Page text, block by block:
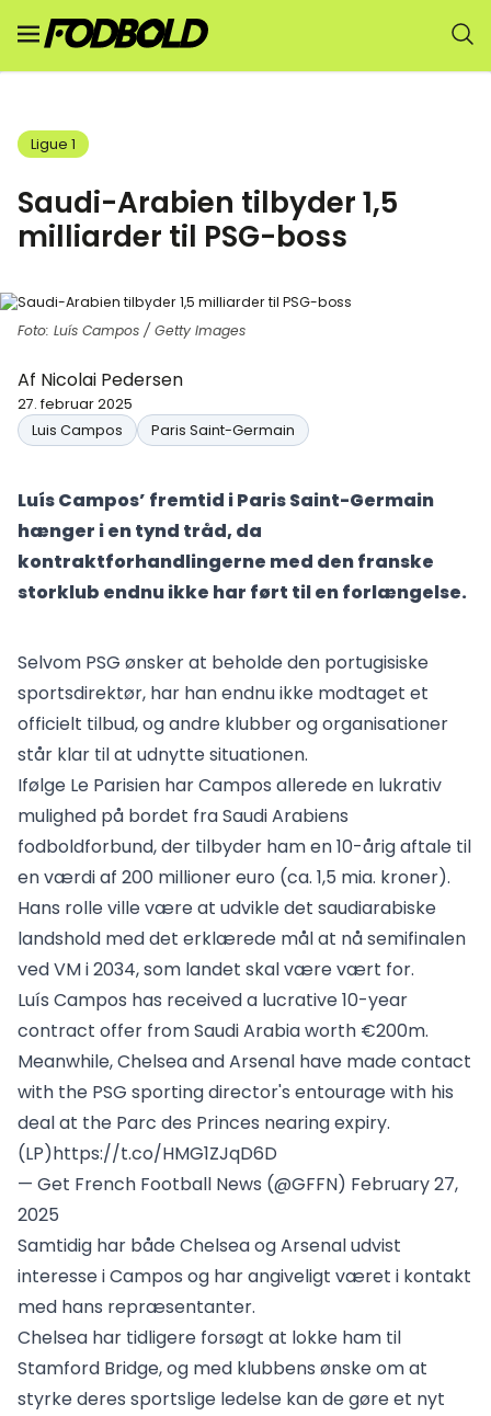
Ligue 1
Saudi-Arabien tilbyder 1,5
milliarder til PSG-boss
Foto: Luís Campos / Getty Images
Af Nicolai Pedersen
27. februar 2025
Luis Campos
Paris Saint-Germain
Luís Campos’ fremtid i Paris Saint-Germain
hænger i en tynd tråd, da
kontraktforhandlingerne med den franske
storklub endnu ikke har ført til en forlængelse.
Selvom PSG ønsker at beholde den portugisiske
sportsdirektør, har han endnu ikke modtaget et
officielt tilbud, og andre klubber og organisationer
står klar til at udnytte situationen.
Ifølge Le Parisien har Campos allerede en lukrativ
mulighed på bordet fra Saudi Arabiens
fodboldforbund, der tilbyder ham en 10-årig aftale til
en værdi af 200 millioner euro (ca. 1,5 mia. kroner).
Hans rolle ville være at udvikle det saudiarabiske
landshold med det erklærede mål at nå semifinalen
ved VM i 2034, som landet skal være vært for.
Luís Campos has received a lucrative 10-year
contract offer from Saudi Arabia worth €200m.
Meanwhile, Chelsea and Arsenal have made contact
with the PSG sporting director's entourage with his
deal at the Parc des Princes nearing expiry.
(LP)https://t.co/HMG1ZJqD6D
— Get French Football News (@GFFN) February 27,
2025
Samtidig har både Chelsea og Arsenal udvist
interesse i Campos og har angiveligt været i kontakt
med hans repræsentanter.
Chelsea har tidligere forsøgt at lokke ham til
Stamford Bridge, og med klubbens ønske om at
styrke deres sportslige ledelse kan de gøre et nyt